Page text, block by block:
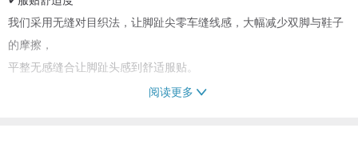
我们采用无缝对目织法，让脚趾尖零车缝线感，大幅减少双脚与鞋子
的摩擦，
平整无感缝合让脚趾头感到舒适服贴。
阅读更多